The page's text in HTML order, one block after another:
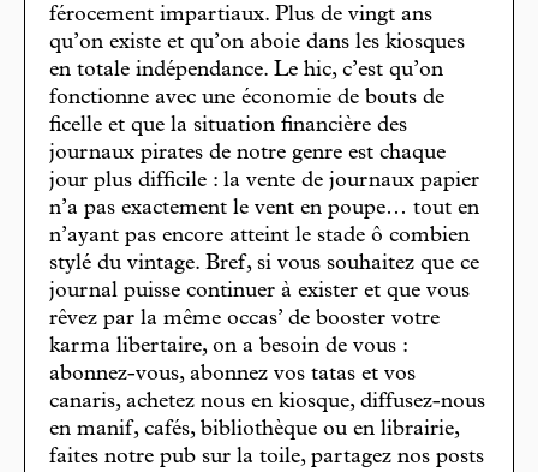
férocement impartiaux. Plus de vingt ans
qu’on existe et qu’on aboie dans les kiosques
en totale indépendance. Le hic, c’est qu’on
fonctionne avec une économie de bouts de
ficelle et que la situation financière des
journaux pirates de notre genre est chaque
jour plus difficile : la vente de journaux papier
n’a pas exactement le vent en poupe… tout en
n’ayant pas encore atteint le stade ô combien
stylé du vintage. Bref, si vous souhaitez que ce
journal puisse continuer à exister et que vous
rêvez par la même occas’ de booster votre
karma libertaire, on a besoin de vous :
abonnez-vous, abonnez vos tatas et vos
canaris, achetez nous en kiosque, diffusez-nous
en manif, cafés, bibliothèque ou en librairie,
faites notre pub sur la toile, partagez nos posts